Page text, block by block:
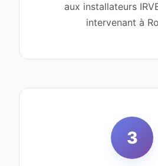
aux installateurs
intervenant à
3